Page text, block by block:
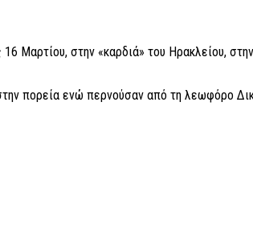
Μαρτίου, στην «καρδιά» του Ηρακλείου,
πορεία ενώ περνούσαν από τη λεωφόρο